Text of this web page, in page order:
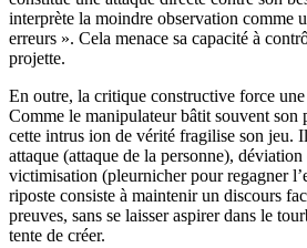
interprète la moindre observation comme
erreurs ». Cela menace sa capacité à
projette.
En outre, la critique constructive force
Comme le manipulateur bâtit souvent son
cette intrus ion de vérité fragilise son jeu.
attaque (attaque de la personne),
victimisation (pleurnicher pour regagner
riposte consiste à maintenir un discours
preuves, sans se laisser aspirer dans le
tente de créer.